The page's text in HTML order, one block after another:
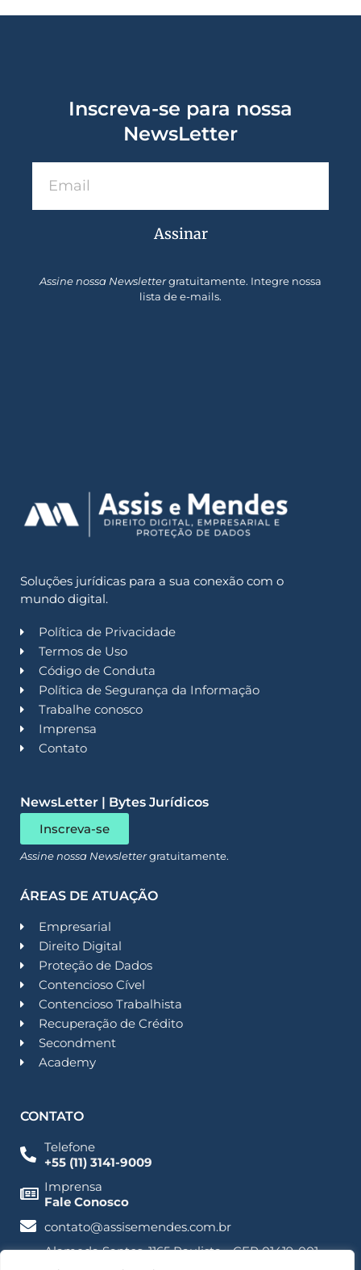
Inscreva-se para nossa
NewsLetter
Assinar
Assine nossa Newslettergratuitamente. Integre nossa
lista de e-mails.
Soluções jurídicas para a sua conexão com o
mundo digital.
Política de Privacidade
Termos de Uso
Código de Conduta
Política de Segurança da Informação
Trabalhe conosco
Imprensa
Contato
NewsLetter | Bytes Jurídicos
Inscreva-se
Assine nossa Newslettergratuitamente.
ÁREAS DE ATUAÇÃO
Empresarial
Direito Digital
Proteção de Dados
Contencioso Cível
Contencioso Trabalhista
Recuperação de Crédito
Secondment
Academy
CONTATO
Telefone
+55 (11) 3141-9009
Imprensa
Fale Conosco
contato@assisemendes.com.br
Alameda Santos, 1165 Paulista - CEP 01419-001 -
SP